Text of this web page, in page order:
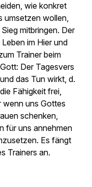
wie konkret
umsetzen wollen,
mitbringen. Der
im Hier und
Trainer beim
Der Tagesvers
das Tun wirkt, d.
Fähigkeit frei,
wenn uns Gottes
schenken,
für uns annehmen
Es fängt
Trainers an.